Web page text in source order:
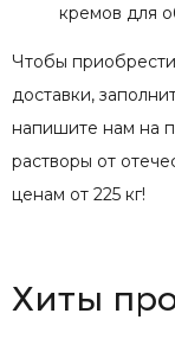
кремов для
Чтобы
доставки,
напишите нам на
растворы от
ценам от 225 кг!
Хиты